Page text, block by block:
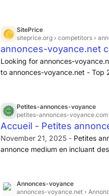
SitePrice
siteprice.org › competitors ›
annonces-voyance.net
voyance.net and
Looking for annonces-
to annonces-voyance.net - Top
Petites-annonces-voyance
petites-annonces-voyance.com
Accueil - Petites
November 21, 2025 - Petites
annonce medium en incluant
Annonces-voyance
annonces-voyance.net ›